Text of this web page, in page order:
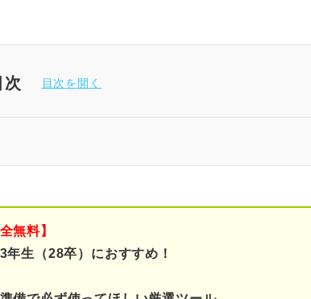
次
外資系企業に就職する
無料】
年生（28卒）におすすめ！